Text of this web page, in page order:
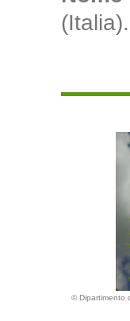
(Italia).
© Dipartimento